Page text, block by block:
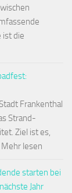
ist die
Frankenthal
Strand-
Ziel ist es,
lesen
starten bei
Jahr